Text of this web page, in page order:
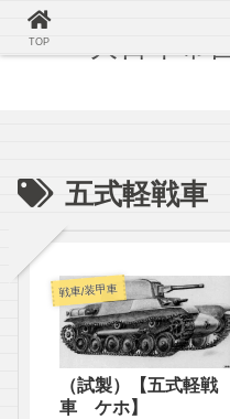
五式軽戦車
戦車/装甲車
（試製）【五式軽戦
車 ケホ】
TOP